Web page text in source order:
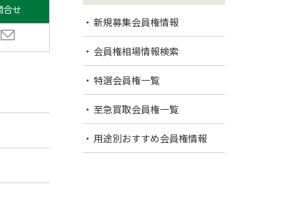
合せ
新規募集会員権情報
会員権相場情報検索
特選会員権一覧
至急買取会員権一覧
用途別おすすめ会員権情報